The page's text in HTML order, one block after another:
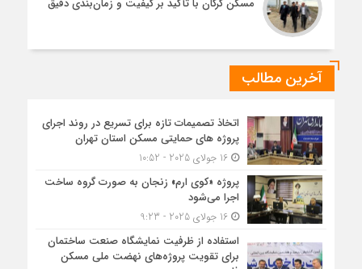
مسکن گرگان با تأکید بر کیفیت و زمان‌بندی دقیق
آخرین مطالب
اتخاذ تصمیمات تازه برای تسریع در روند اجرای
پروژه های حمایتی مسکن استان تهران
16 جولای 2025 - 10:52
پروژه «کوی ارم» زنجان به صورت گروه ساخت
اجرا می‌شود
16 جولای 2025 - 9:23
استفاده از ظرفیت نمایشگاه صنعت ساختمان
برای تقویت پروژه‌های نهضت ملی مسکن